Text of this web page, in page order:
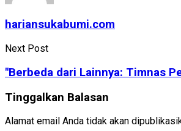
hariansukabumi.com
Next Post
"Berbeda dari Lainnya: Timnas
Tinggalkan Balasan
Alamat email Anda tidak akan